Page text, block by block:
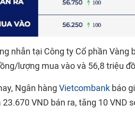
nhẫn tại Công ty Cổ phần
lượng mua vào và 56,8 triệu
Ngân hàng Vietcombank báo
23.670 VND bán ra, tăng 10 VND